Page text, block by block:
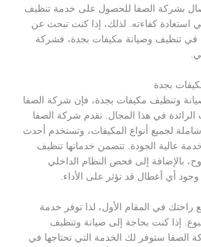
بشركة الصفا للحصول على خدمة تنظيف
استعادة كفاءته. لذلك، إذا كنت تبحث عن
تنظيف وصيانة مكيفات بجدة، فشركة
بجدة
وتنظيف مكيفات بجدة، فإن شركة الصفا
في هذا المجال. تقدم شركة الصفا
لجميع أنواع المكيفات، وتستخدم أحدث
عالية الجودة. تتضمن خدماتها تنظيف
بالإضافة إلى فحص النظام الداخلي
أي أعطال قد تؤثر على الأداء.
في المقام الأول، لذا توفر خدمة
إذا كنت بحاجة إلى صيانة وتنظيف
الصفا ستوفر لك الخدمة التي تحتاجها في